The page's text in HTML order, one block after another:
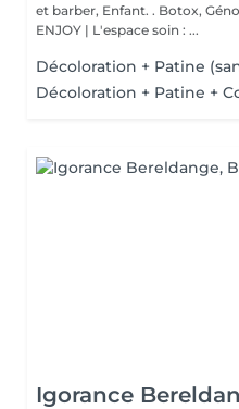
et barber, Enfant. . Botox, Génoma, Lissage Brésilien.
ENJOY | L'espace soin : ...
Décoloration + Patine
Décoloration + Patine +
Igorance